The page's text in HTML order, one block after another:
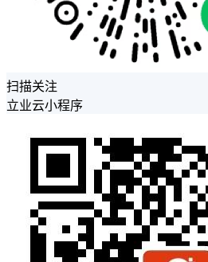
扫描关注
立业云小程序